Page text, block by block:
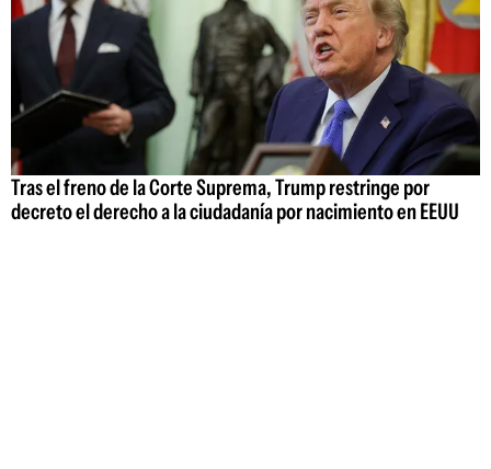
Tras el freno de la Corte Suprema, Trump restringe por
decreto el derecho a la ciudadanía por nacimiento en EEUU